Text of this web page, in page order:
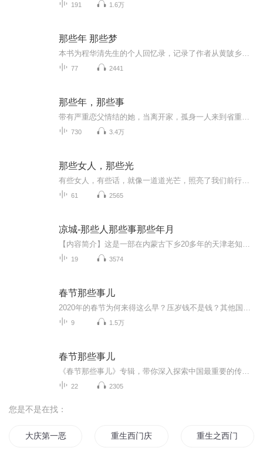
191 1.6万
那些年 那些梦
77 2441
那些年，那些事
730 3.4万
那些女人，那些光
61 2565
凉城-那些人那些事那些年月
19 3574
春节那些事儿
9 1.5万
春节那些事儿
22 2305
您是不是在找：
大庆第一恶 重生西门庆 重生之西门庆